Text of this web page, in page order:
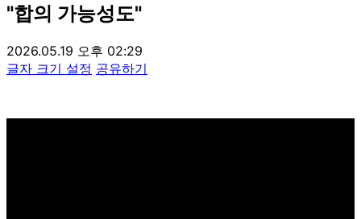
"합의 가능성도"
2026.05.19 오후 02:29
글자 크기 설정 공유하기